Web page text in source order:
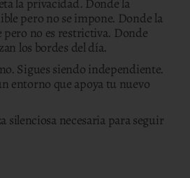
la privacidad. Donde la
pero no se impone. Donde la
pero no es restrictiva. Donde
los bordes del día.
Sigues siendo independiente.
entorno que apoya tu nuevo
silenciosa necesaria para seguir